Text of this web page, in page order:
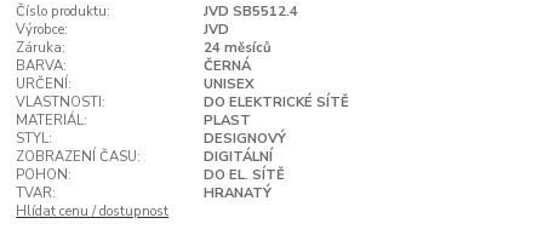
Číslo produktu:
JVD SB5512.4
Výrobce:
JVD
Záruka:
24 měsíců
BARVA:
ČERNÁ
URČENÍ:
UNISEX
VLASTNOSTI:
DO ELEKTRICKÉ SÍTĚ
MATERIÁL:
PLAST
STYL:
DESIGNOVÝ
ZOBRAZENÍ ČASU:
DIGITÁLNÍ
POHON:
DO EL. SÍTĚ
TVAR:
HRANATÝ
Hlídat cenu / dostupnost